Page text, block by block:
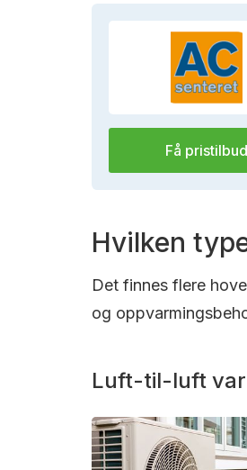
Få pristilbud
Hvilken
Det finnes flere
og
Luft-til-luft